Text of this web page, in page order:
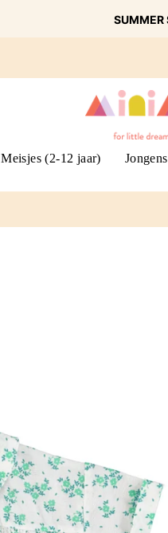
SUMMER
Meisjes (2-12 jaar)